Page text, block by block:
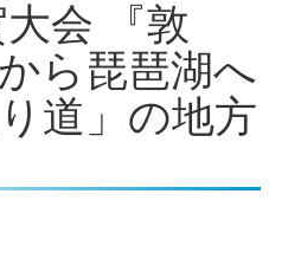
会 『敦
ら琵琶湖へ
道」の地方